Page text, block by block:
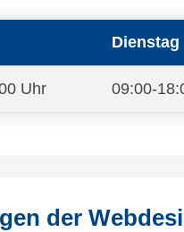
Dienstag
Uhr 09:00-
der